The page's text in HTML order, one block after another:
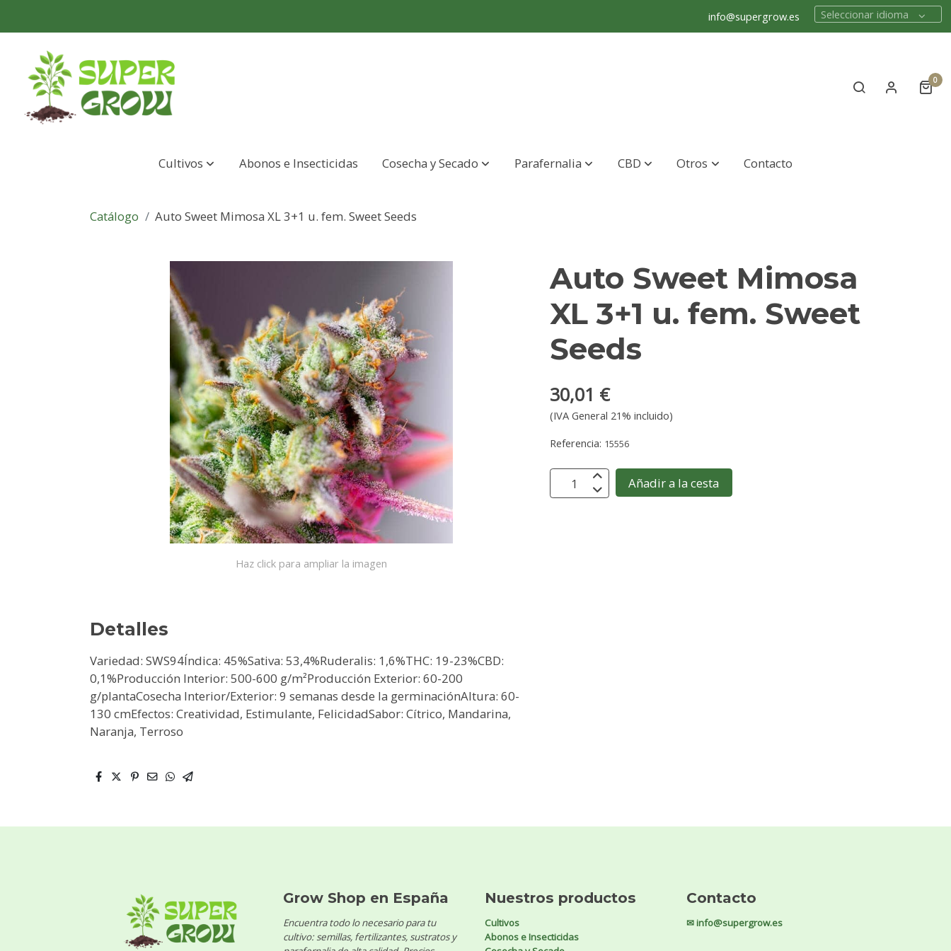
info@supergrow.es Seleccionar idioma
0
Cultivos Abonos e Insecticidas Cosecha y Secado Parafernalia CBD Otros Contacto
Catálogo Auto Sweet Mimosa XL 3+1 u. fem. Sweet Seeds
Haz click para ampliar la imagen
Detalles
Variedad: SWS94Índica: 45%Sativa: 53,4%Ruderalis: 1,6%THC: 19-23%CBD:
0,1%Producción Interior: 500-600 g/m²Producción Exterior: 60-200
g/plantaCosecha Interior/Exterior: 9 semanas desde la germinaciónAltura: 60-
130 cmEfectos: Creatividad, Estimulante, FelicidadSabor: Cítrico, Mandarina,
Naranja, Terroso
Auto Sweet Mimosa
XL 3+1 u. fem. Sweet
Seeds
30,01 €
(IVA General 21% incluido)
Referencia: 15556
Añadir a la cesta
Grow Shop en España
Encuentra todo lo necesario para tu
cultivo: semillas, fertilizantes, sustratos y
Nuestros productos
Cultivos
Abonos e Insecticidas
Contacto
✉ info@supergrow.es